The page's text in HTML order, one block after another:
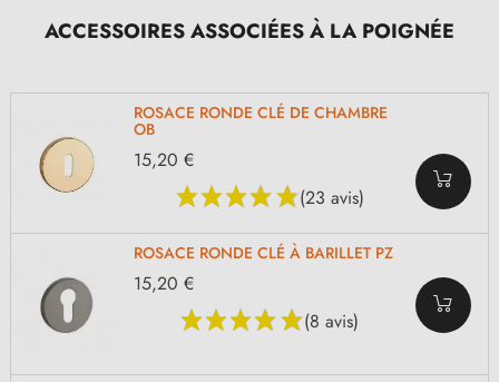
ACCESSOIRES ASSOCIÉES À LA POIGNÉE
ROSACE RONDE CLÉ DE CHAMBRE
OB
(23 avis)
15,20 €
ROSACE RONDE CLÉ À BARILLET PZ
(8 avis)
15,20 €